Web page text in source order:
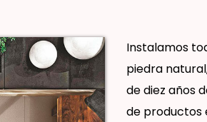
Instalamos
piedra
de diez años
de productos